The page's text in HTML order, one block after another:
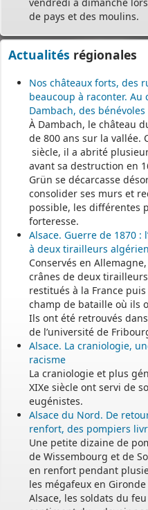
de pays et des moulins.
Actualités régionales
Nos châteaux forts, des
beaucoup à raconter.
Dambach, des
À Dambach, le château
de 800 ans sur la vallée.
siècle, il a abrité
avant sa destruction en
Grün se décarcasse
consolider ses murs et
possible, les différentes
forteresse.
Alsace. Guerre de 1870 :
à deux tirailleurs
Conservés en
crânes de deux
restitués à la France
champ de bataille où ils
Ils ont été retrouvés
de l’université de
Alsace. La craniologie,
racisme
La craniologie et plus
XIXe siècle ont servi de
eugénistes.
Alsace du Nord. De
renfort, des pompiers
Une petite dizaine de
de Wissembourg et de
en renfort pendant
les mégafeux en
Alsace, les soldats du